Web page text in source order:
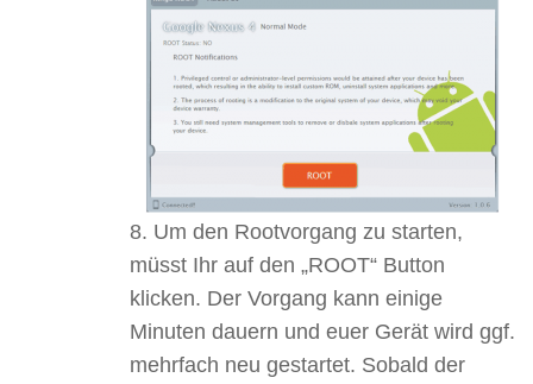
Um den Rootvorgang zu starten,
müsst Ihr auf den „ROOT“ Button
klicken. Der Vorgang kann einige
Minuten dauern und euer Gerät wird ggf.
mehrfach neu gestartet. Sobald der